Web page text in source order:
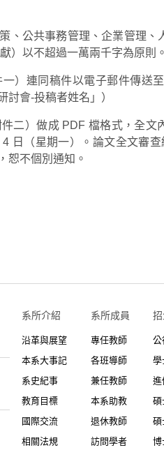
、公共事務管理、企業管理
）以不超過一萬兩千字為原則。
）連同稿件以電子郵件傳送
討會-投稿者姓名」）
二）做成 PDF 檔格式，全文
日（星期一）。論文全文審
恕不個別通知。
系所介紹
沿革與展望
本系大事記
系史紀事
教育目標
國際交流
相關法規
系所成員
專任教師
各班導師
兼任教師
本系助教
退休教師
訪問學者
公
學
進
碩
碩
博